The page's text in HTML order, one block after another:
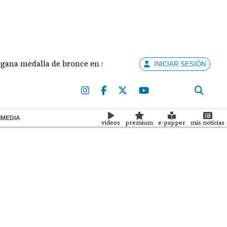
de bronce en salto largo femenino José
INICIAR SESIÓN
videos premium e-papper mis noticias